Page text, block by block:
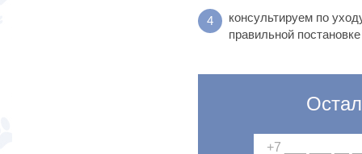
4
консультируем по
правильной